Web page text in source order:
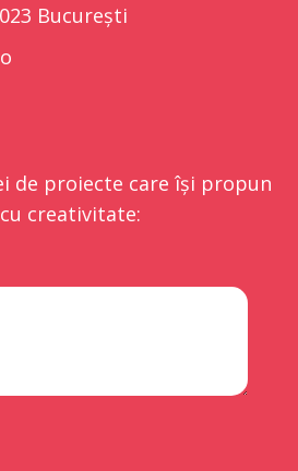
București
de proiecte care își propun
creativitate: